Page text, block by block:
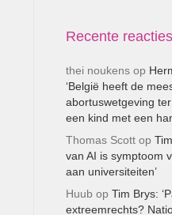
Recente reacties
thei noukensop
‘België heeft de
abortuswetgeving
een kind met een
Thomas Scottop
van AI is symptoom
aan universiteiten’
Huub op Tim Brys:
extreemrechts?